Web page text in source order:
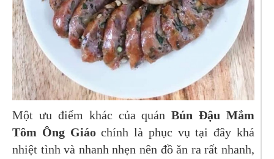
Một ưu điểm khác của quánBún Đậu Mắm
Tôm Ông Giáochính là phục vụ tại đây khá
nhiệt tình và nhanh nhẹn nên đồ ăn ra rất nhanh,